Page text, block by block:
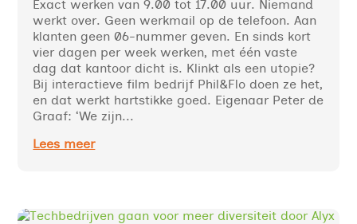
Exact werken van 9.00 tot 17.00 uur. Niemand
werkt over. Geen werkmail op de telefoon. Aan
klanten geen 06-nummer geven. En sinds kort
vier dagen per week werken, met één vaste
dag dat kantoor dicht is. Klinkt als een utopie?
Bij interactieve film bedrijf Phil&Flo doen ze het,
en dat werkt hartstikke goed. Eigenaar Peter de
Graaf: ‘We zijn...
Lees meer